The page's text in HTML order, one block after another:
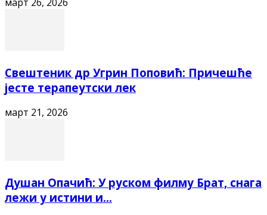
Свештеник др Угрин Поповић: Причешће
јесте терапеутски лек
март 21, 2026
Душан Опачић: У руском филму Брат, снага
лежи у истини и...